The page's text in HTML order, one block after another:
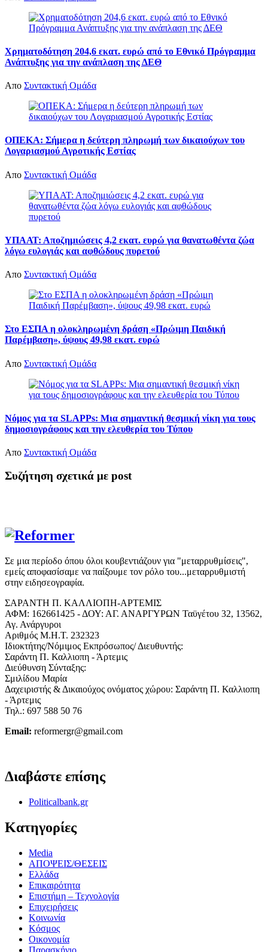
Χρηματοδότηση 204,6 εκατ. ευρώ από το Εθνικό Πρόγραμμα
Ανάπτυξης για την ανάπλαση της ΔΕΘ
Απο Συντακτική Ομάδα
ΟΠΕΚΑ: Σήμερα η δεύτερη πληρωμή των δικαιούχων του
Λογαριασμού Αγροτικής Εστίας
Απο Συντακτική Ομάδα
ΥΠΑΑΤ: Αποζημιώσεις 4,2 εκατ. ευρώ για θανατωθέντα ζώα
λόγω ευλογιάς και αφθώδους πυρετού
Απο Συντακτική Ομάδα
Στο ΕΣΠΑ η ολοκληρωμένη δράση «Πρώιμη Παιδική
Παρέμβαση», ύψους 49,98 εκατ. ευρώ
Απο Συντακτική Ομάδα
Νόμος για τα SLAPPs: Μια σημαντική θεσμική νίκη για τους
δημοσιογράφους και την ελευθερία του Τύπου
Απο Συντακτική Ομάδα
Συζήτηση σχετικά με post
Σε μια περίοδο όπου όλοι κουβεντιάζουν για "μεταρρυθμίσεις",
εμείς αποφασίσαμε να παίξουμε τον ρόλο του...μεταρρυθμιστή
στην ειδησεογραφία.
ΣΑΡΑΝΤΗ Π. ΚΑΛΛΙΟΠΗ-ΑΡΤΕΜΙΣ
ΑΦΜ: 162661425 - ΔΟΥ: ΑΓ. ΑΝΑΡΓΥΡΩΝ Ταϋγέτου 32, 13562,
Αγ. Ανάργυροι
Αριθμός Μ.Η.Τ. 232323
Ιδιοκτήτης/Νόμιμος Εκπρόσωπος/ Διευθυντής:
Σαράντη Π. Καλλιοπη - Άρτεμις
Διεύθυνση Σύνταξης:
Σμιλίδου Μαρία
Δαχειριστής & Δικαιούχος ονόματος χώρου: Σαράντη Π. Καλλιοπη
- Άρτεμις
Τηλ.: 697 588 50 76
Email: reformergr@gmail.com
Διαβάστε επίσης
Politicalbank.gr
Κατηγορίες
Media
ΑΠΟΨΕΙΣ/ΘΕΣΕΙΣ
Ελλάδα
Επικαιρότητα
Επιστήμη – Τεχνολογία
Επιχειρήσεις
Κοινωνία
Κόσμος
Οικονομία